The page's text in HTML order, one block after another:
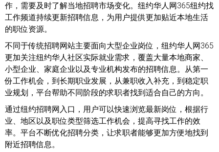
作，需要及时了解当地招聘市场变化。纽约华人网365纽约找
工作频道持续更新招聘信息，为用户提供更加贴近本地生活
的职位资源。
不同于传统招聘网站主要面向大型企业岗位，纽约华人网365
更加关注纽约华人社区实际就业需求，覆盖大量本地商家、
小型企业、家庭企业以及专业机构发布的招聘信息。从第一
份工作机会，到长期职业发展，从兼职收入补充，到稳定职
业规划，平台帮助不同阶段的求职者找到适合自己的方向。
通过纽约招聘网入口，用户可以快速浏览最新岗位，根据行
业、地区以及职位类型筛选工作机会，提高寻找工作的效
率。平台不断优化招聘分类，让求职者能够更加方便地找到
附近招聘信息。